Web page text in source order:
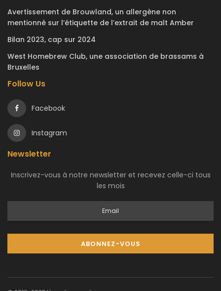
Avertissement de Brouwland, un allergène non
mentionné sur l’étiquette de l’extrait de malt Amber
Bilan 2023, cap sur 2024
West Homebrew Club, une association de brassams à
Bruxelles
Follow Us
Facebook
Instagram
Newsletter
Inscrivez-vous à notre newsletter et recevez celle-ci tous
les mois